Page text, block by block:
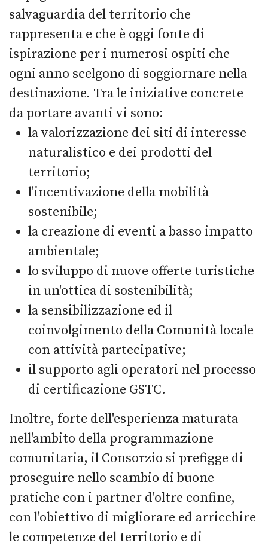
salvaguardia del territorio che
rappresenta e che è oggi fonte di
ispirazione per i numerosi ospiti che
ogni anno scelgono di soggiornare nella
destinazione. Tra le iniziative concrete
da portare avanti vi sono:
la valorizzazione dei siti di interesse
naturalistico e dei prodotti del
territorio;
l'incentivazione della mobilità
sostenibile;
la creazione di eventi a basso impatto
ambientale;
lo sviluppo di nuove offerte turistiche
in un'ottica di sostenibilità;
la sensibilizzazione ed il
coinvolgimento della Comunità locale
con attività partecipative;
il supporto agli operatori nel processo
di certificazione GSTC.
Inoltre, forte dell'esperienza maturata
nell'ambito della programmazione
comunitaria, il Consorzio si prefigge di
proseguire nello scambio di buone
pratiche con i partner d'oltre confine,
con l'obiettivo di migliorare ed arricchire
le competenze del territorio e di